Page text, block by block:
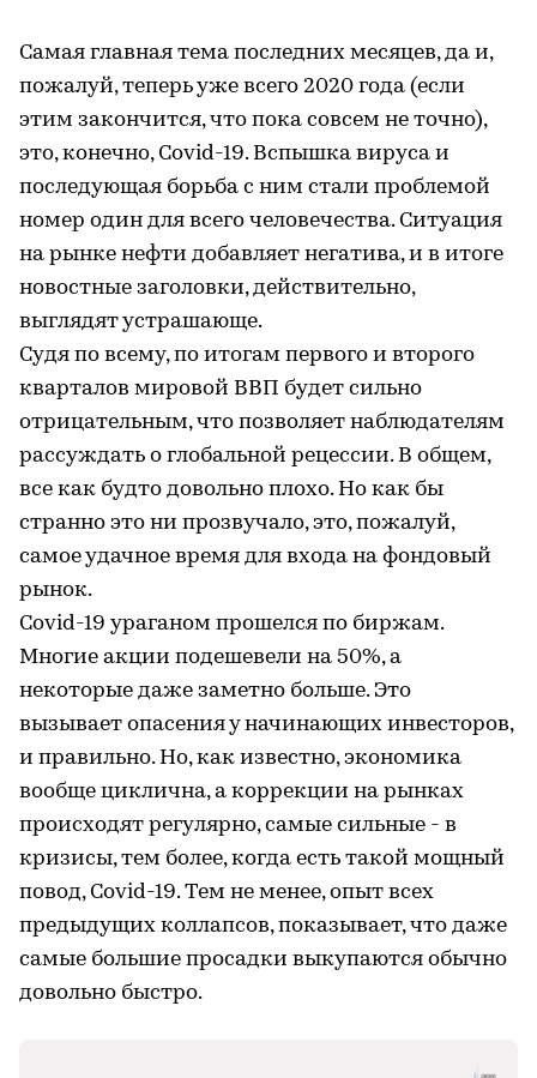
Самая главная тема последних месяцев, да и,
пожалуй, теперь уже всего 2020 года (если
этим закончится, что пока совсем не точно),
это, конечно, Covid-19. Вспышка вируса и
последующая борьба с ним стали проблемой
номер один для всего человечества. Ситуация
на рынке нефти добавляет негатива, и в итоге
новостные заголовки, действительно,
выглядят устрашающе.
Судя по всему, по итогам первого и второго
кварталов мировой ВВП будет сильно
отрицательным, что позволяет наблюдателям
рассуждать о глобальной рецессии. В общем,
все как будто довольно плохо. Но как бы
странно это ни прозвучало, это, пожалуй,
самое удачное время для входа на фондовый
рынок.
Covid-19 ураганом прошелся по биржам.
Многие акции подешевели на 50%, а
некоторые даже заметно больше. Это
вызывает опасения у начинающих инвесторов,
и правильно. Но, как известно, экономика
вообще циклична, а коррекции на рынках
происходят регулярно, самые сильные - в
кризисы, тем более, когда есть такой мощный
повод, Covid-19. Тем не менее, опыт всех
предыдущих коллапсов, показывает, что даже
самые большие просадки выкупаются обычно
довольно быстро.